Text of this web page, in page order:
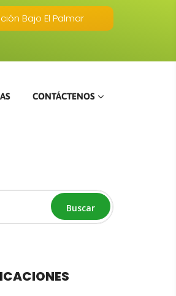
Bajo El Palmar
CONTÁCTENOS
Buscar